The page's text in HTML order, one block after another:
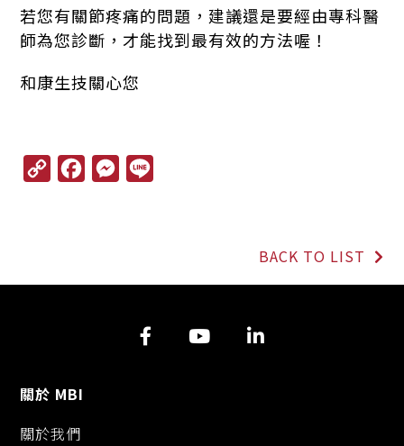
若您有關節疼痛的問題，建議還是要經由專科醫
師為您診斷，才能找到最有效的方法喔！
和康生技關心您
C
o
a
M
e
BACK TO LIST
關於 MBI
關於我們